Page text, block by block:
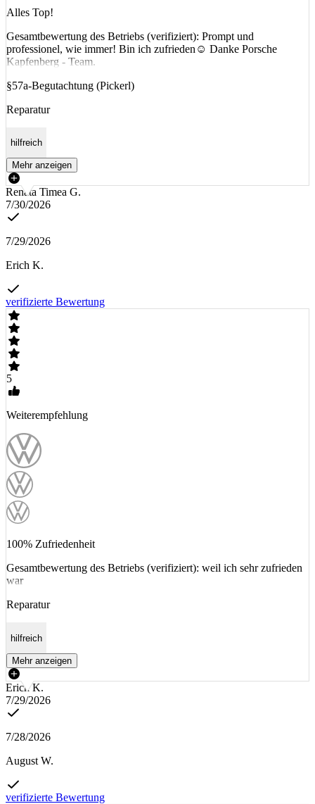
Alles Top!
Gesamtbewertung des Betriebs (verifiziert): Prompt und
professionel, wie immer! Bin ich zufrieden☺️ Danke Porsche
Kapfenberg - Team.
§57a-Begutachtung (Pickerl)
Reparatur
hilfreich
Mehr anzeigen
Renáta Timea G.
7/30/2026
7/29/2026
Erich K.
verifizierte Bewertung
5
Weiterempfehlung
100% Zufriedenheit
Gesamtbewertung des Betriebs (verifiziert): weil ich sehr zufrieden
war
Reparatur
hilfreich
Mehr anzeigen
Erich K.
7/29/2026
7/28/2026
August W.
verifizierte Bewertung